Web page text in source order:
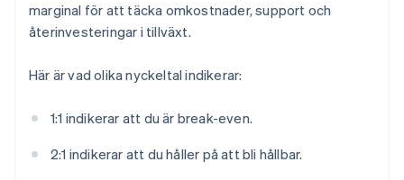
marginal för att täcka omkostnader, support och
återinvesteringar i tillväxt.
Här är vad olika nyckeltal indikerar:
1:1 indikerar att du är break-even.
2:1 indikerar att du håller på att bli hållbar.